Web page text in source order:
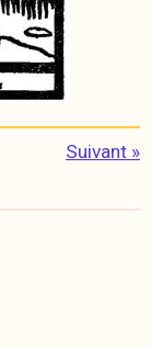
Suivant »